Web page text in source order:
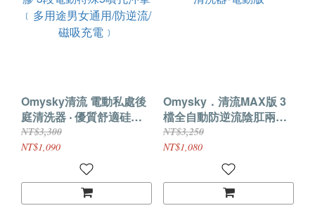
Omysky清流 電動私處後
庭清洗器 ‧ 優質舒適硅膠 3
段電動特殊5噴孔沖擊﹝多
用途男女通用/防逆流/磁吸
NT$3,300
NT$1,090
Omysky．清流MAX版 3
檔全自動防逆流陰肛兩用
清洗器-電動版
NT$3,250
NT$1,080